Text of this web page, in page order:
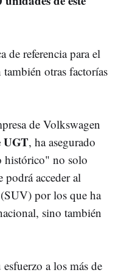
de referencia para el
otras factorías
de Volkswagen
UGT, ha asegurado
histórico" no solo
podrá acceder al
por los que ha
sino también
a los más de